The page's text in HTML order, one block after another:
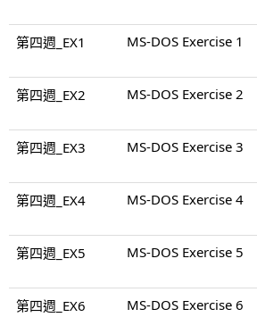
第四週_EX1
MS-DOS Exercise 1
第四週_EX2
MS-DOS Exercise 2
第四週_EX3
MS-DOS Exercise 3
第四週_EX4
MS-DOS Exercise 4
第四週_EX5
MS-DOS Exercise 5
第四週_EX6
MS-DOS Exercise 6